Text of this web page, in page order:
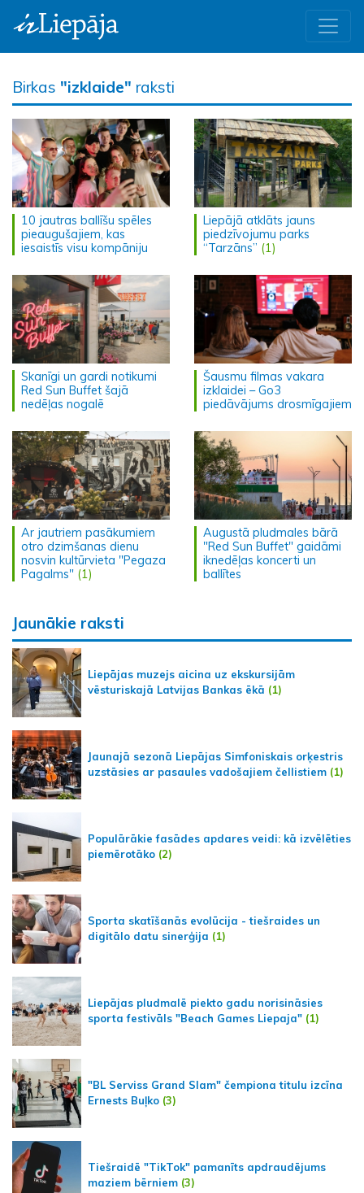
Birkas "izklaide" raksti
10 jautras ballīšu spēles
pieaugušajiem, kas
iesaistīs visu kompāniju
Liepājā atklāts jauns
piedzīvojumu parks
“Tarzāns” (1)
Skanīgi un gardi notikumi
Red Sun Buffet šajā
nedēļas nogalē
Šausmu filmas vakara
izklaidei – Go3
piedāvājums drosmīgajiem
Ar jautriem pasākumiem
otro dzimšanas dienu
nosvin kultūrvieta "Pegaza
Pagalms" (1)
Augustā pludmales bārā
"Red Sun Buffet" gaidāmi
iknedēļas koncerti un
ballītes
Jaunākie raksti
Liepājas muzejs aicina uz ekskursijām
vēsturiskajā Latvijas Bankas ēkā (1)
Jaunajā sezonā Liepājas Simfoniskais orķestris
uzstāsies ar pasaules vadošajiem čellistiem (1)
Populārākie fasādes apdares veidi: kā izvēlēties
piemērotāko (2)
Sporta skatīšanās evolūcija - tiešraides un
digitālo datu sinerģija (1)
Liepājas pludmalē piekto gadu norisināsies
sporta festivāls "Beach Games Liepaja" (1)
"BL Serviss Grand Slam" čempiona titulu izcīna
Ernests Buļko (3)
Tiešraidē "TikTok" pamanīts apdraudējums
maziem bērniem (3)